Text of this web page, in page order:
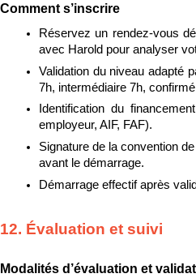
Comment s’inscrire
Réservez un rendez-vous
avec Harold pour analyser
Validation du niveau adapté
7h, intermédiaire 7h,
Identification du
employeur, AIF, FAF).
Signature de la convention
avant le démarrage.
Démarrage effectif après
12. Évaluation et suivi
Modalités d’évaluation et